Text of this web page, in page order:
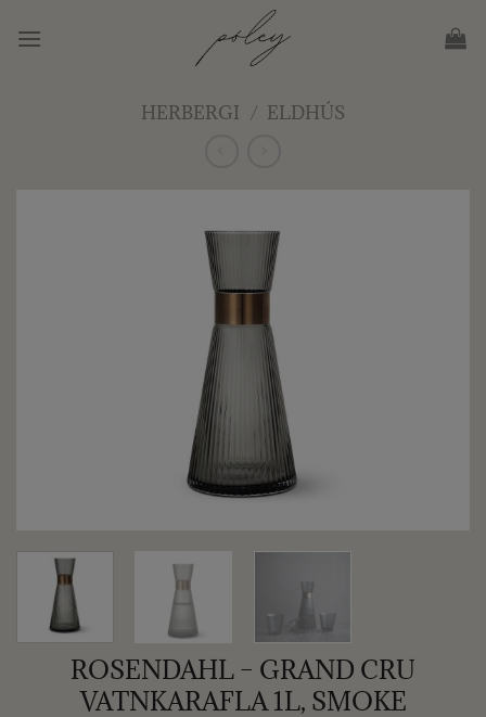
HERBERGI / ELDHÚS
ROSENDAHL – GRAND CRU
VATNKARAFLA 1L, SMOKE